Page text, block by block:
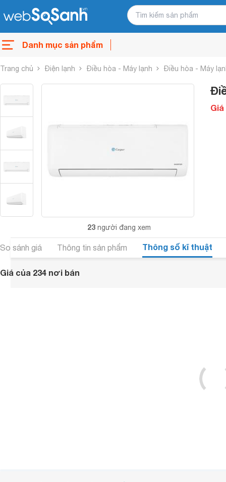
Danh mục sản phẩm
Trang chủ Điện lạnh Điều hòa - Máy lạnh Điều hòa - Máy
23 người đang xem
Giá
So sánh giá Thông tin sản phẩm Thông số kĩ thuật
Giá của 234 nơi bán